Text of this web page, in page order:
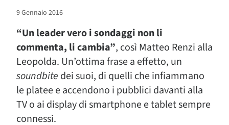
9 Gennaio 2016
“Un leader vero i sondaggi non li
commenta, li cambia”, così Matteo Renzi alla
Leopolda. Un’ottima frase a effetto, un
soundbite dei suoi, di quelli che infiammano
le platee e accendono i pubblici davanti alla
TV o ai display di smartphone e tablet sempre
connessi.